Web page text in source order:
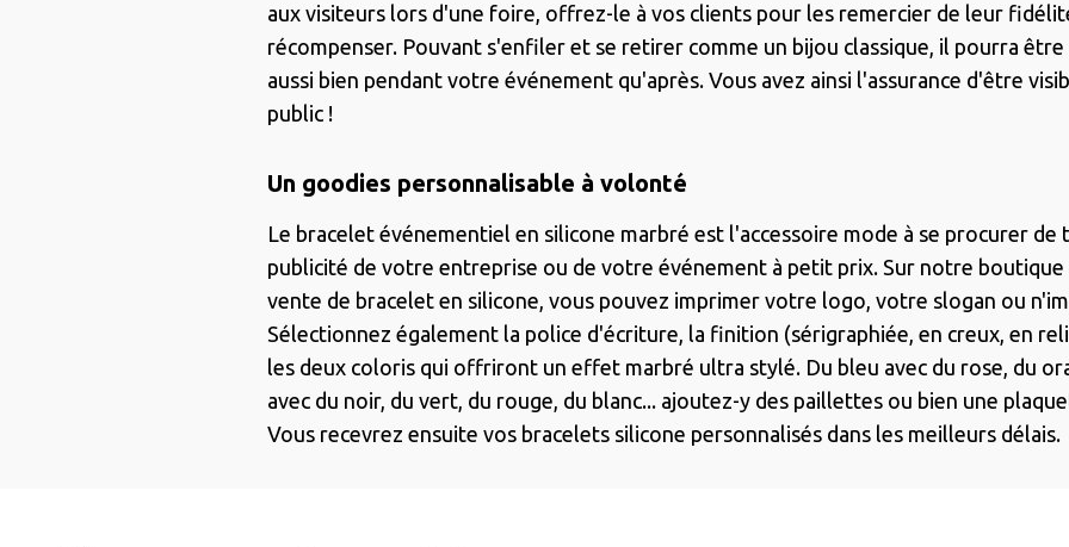
aux visiteurs lors d'une foire, offrez-le à vos clients pour les remercier de leur
récompenser. Pouvant s'enfiler et se retirer comme un bijou classique, il pourra
aussi bien pendant votre événement qu'après. Vous avez ainsi l'assurance d'être
public !
Un goodies personnalisable à volonté
Le bracelet événementiel en silicone marbré est l'accessoire mode à se procurer
publicité de votre entreprise ou de votre événement à petit prix. Sur notre boutique
vente de bracelet en silicone, vous pouvez imprimer votre logo, votre slogan ou
Sélectionnez également la police d'écriture, la finition (sérigraphiée, en creux, en
les deux coloris qui offriront un effet marbré ultra stylé. Du bleu avec du rose, du
avec du noir, du vert, du rouge, du blanc... ajoutez-y des paillettes ou bien une
Vous recevrez ensuite vos bracelets silicone personnalisés dans les meilleurs délais.